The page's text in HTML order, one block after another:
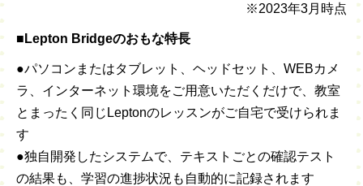
※2023年3月時点
■Lepton Bridgeのおもな特長
●パソコンまたはタブレット、ヘッドセット、WEBカメ
ラ、インターネット環境をご用意いただくだけで、教室
とまったく同じLeptonのレッスンがご自宅で受けられま
す
●独自開発したシステムで、テキストごとの確認テスト
の結果も、学習の進捗状況も自動的に記録されます